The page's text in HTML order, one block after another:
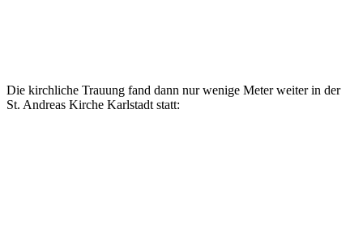
Die kirchliche Trauung fand dann nur wenige Meter weiter in der
St. Andreas Kirche Karlstadt statt: